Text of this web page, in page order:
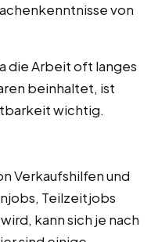
von
die Arbeit oft langes
beinhaltet, ist
wichtig.
Verkaufshilfen und
Teilzeitjobs
kann sich je nach